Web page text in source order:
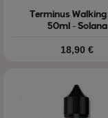
Terminus Walking
50ml - Solana
Prix
18,90 €